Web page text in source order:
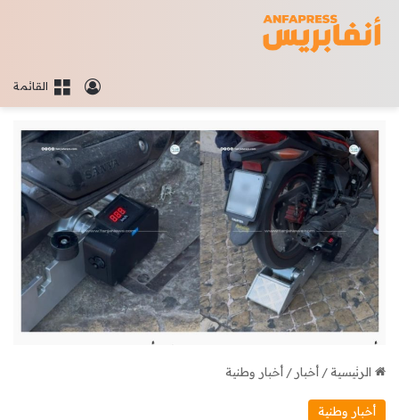
القائمةتسجيل
الرئيسية/ أخبار / أخبار وطنية
أخبار وطنية